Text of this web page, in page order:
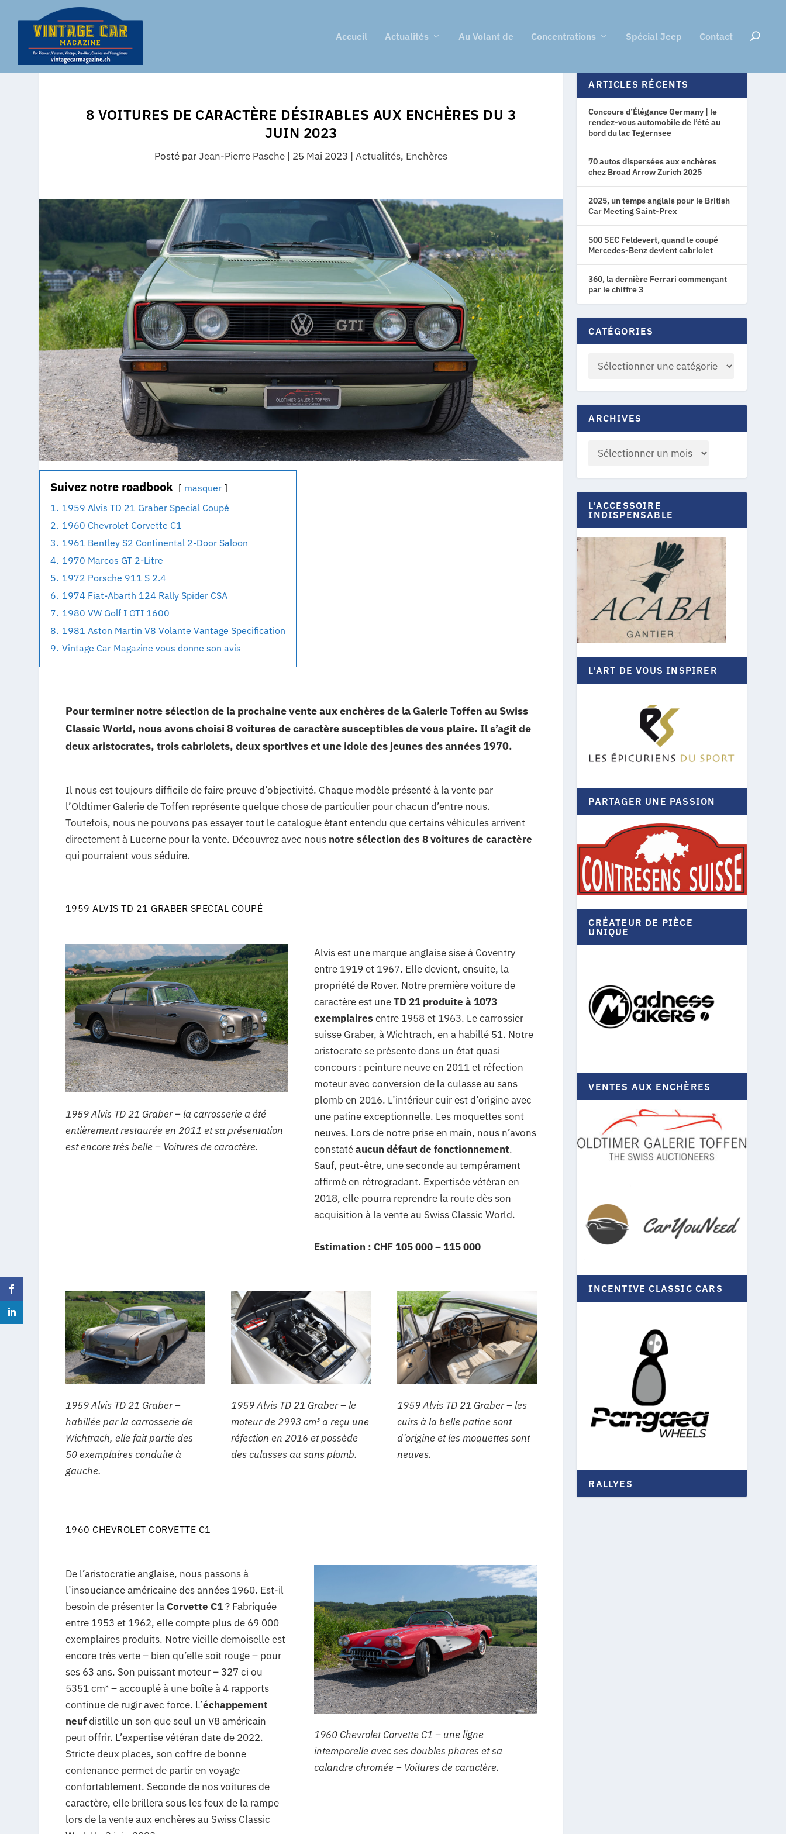
Accueil Actualités Au Volant de Concentrations Spécial Jeep Contact
8 VOITURES DE CARACTÈRE DÉSIRABLES AUX ENCHÈRES DU 3
JUIN 2023
Posté parJean-Pierre Pasche | 25 Mai 2023 |Actualités, Enchères
Suivez notre roadbook
masquer
1. 1959 Alvis TD 21 Graber Special Coupé
2. 1960 Chevrolet Corvette C1
3. 1961 Bentley S2 Continental 2-Door Saloon
4. 1970 Marcos GT 2-Litre
5. 1972 Porsche 911 S 2.4
6. 1974 Fiat-Abarth 124 Rally Spider CSA
7. 1980 VW Golf I GTI 1600
8. 1981 Aston Martin V8 Volante Vantage Specification
9. Vintage Car Magazine vous donne son avis
Pour terminer notre sélection de la prochaine vente aux enchères de la Galerie Toffen au Swiss
Classic World, nous avons choisi 8 voitures de caractère susceptibles de vous plaire. Il s’agit de
deux aristocrates, trois cabriolets, deux sportives et une idole des jeunes des années 1970.
Il nous est toujours difficile de faire preuve d’objectivité. Chaque modèle présenté à la vente par
l’Oldtimer Galerie de Toffen représente quelque chose de particulier pour chacun d’entre nous.
Toutefois, nous ne pouvons pas essayer tout le catalogue étant entendu que certains véhicules arrivent
directement à Lucerne pour la vente. Découvrez avec nous notre sélection des 8 voitures de caractère
qui pourraient vous séduire.
1959 ALVIS TD 21 GRABER SPECIAL COUPÉ
1959 Alvis TD 21 Graber – la carrosserie a été
entièrement restaurée en 2011 et sa présentation
est encore très belle – Voitures de caractère.
Alvis est une marque anglaise sise à Coventry
entre 1919 et 1967. Elle devient, ensuite, la
propriété de Rover. Notre première voiture de
caractère est uneTD 21 produite à 1073
exemplaires entre 1958 et 1963. Le carrossier
suisse Graber, à Wichtrach, en a habillé 51. Notre
aristocrate se présente dans un état quasi
concours : peinture neuve en 2011 et réfection
moteur avec conversion de la culasse au sans
plomb en 2016. L’intérieur cuir est d’origine avec
une patine exceptionnelle. Les moquettes sont
neuves. Lors de notre prise en main, nous n’avons
constatéaucun défaut de fonctionnement.
Sauf, peut-être, une seconde au tempérament
affirmé en rétrogradant. Expertisée vétéran en
2018, elle pourra reprendre la route dès son
acquisition à la vente au Swiss Classic World.
Estimation : CHF 105 000 – 115 000
1959 Alvis TD 21 Graber –
habillée par la carrosserie de
Wichtrach, elle fait partie des
50 exemplaires conduite à
gauche.
1959 Alvis TD 21 Graber – le
moteur de 2993 cm³ a reçu une
réfection en 2016 et possède
des culasses au sans plomb.
1959 Alvis TD 21 Graber – les
cuirs à la belle patine sont
d’origine et les moquettes sont
neuves.
1960 CHEVROLET CORVETTE C1
De l’aristocratie anglaise, nous passons à
l’insouciance américaine des années 1960. Est-il
besoin de présenter laCorvette C1? Fabriquée
entre 1953 et 1962, elle compte plus de 69 000
exemplaires produits. Notre vieille demoiselle est
encore très verte – bien qu’elle soit rouge – pour
ses 63 ans. Son puissant moteur – 327 ci ou
5351 cm³ – accouplé à une boîte à 4 rapports
continue de rugir avec force. L’échappement
neufdistille un son que seul un V8 américain
peut offrir. L’expertise vétéran date de 2022.
Stricte deux places, son coffre de bonne
contenance permet de partir en voyage
confortablement. Seconde de nos voitures de
caractère, elle brillera sous les feux de la rampe
lors de la vente aux enchères au Swiss Classic
1960 Chevrolet Corvette C1 – une ligne
intemporelle avec ses doubles phares et sa
calandre chromée – Voitures de caractère.
ARTICLES RÉCENTS
Concours d’Élégance Germany | le
rendez-vous automobile de l’été au
bord du lac Tegernsee
70 autos dispersées aux enchères
chez Broad Arrow Zurich 2025
2025, un temps anglais pour le British
Car Meeting Saint-Prex
500 SEC Feldevert, quand le coupé
Mercedes-Benz devient cabriolet
360, la dernière Ferrari commençant
par le chiffre 3
CATÉGORIES
ARCHIVES
L'ACCESSOIRE
INDISPENSABLE
L'ART DE VOUS INSPIRER
PARTAGER UNE PASSION
CRÉATEUR DE PIÈCE
UNIQUE
VENTES AUX ENCHÈRES
INCENTIVE CLASSIC CARS
RALLYES